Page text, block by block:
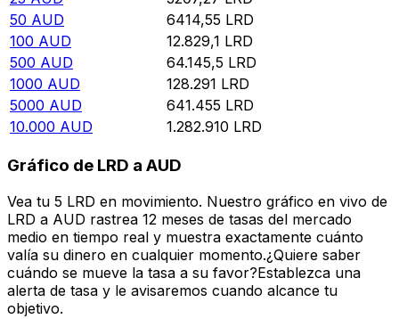
50 AUD 6414,55 LRD
100 AUD 12.829,1 LRD
500 AUD 64.145,5 LRD
1000 AUD 128.291 LRD
5000 AUD 641.455 LRD
10.000 AUD 1.282.910 LRD
Gráfico de LRD a AUD
Vea tu 5 LRD en movimiento. Nuestro gráfico en vivo de
LRD a AUD rastrea 12 meses de tasas del mercado
medio en tiempo real y muestra exactamente cuánto
valía su dinero en cualquier momento.¿Quiere saber
cuándo se mueve la tasa a su favor?Establezca una
alerta de tasa y le avisaremos cuando alcance tu
objetivo.